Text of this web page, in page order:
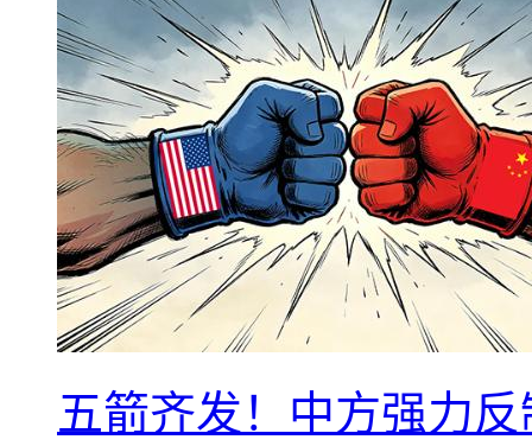
五箭齐发！中方强力